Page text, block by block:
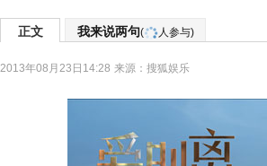
正文 我来说两句( 人参与)
2013年08月23日14:28 来源： 搜狐娱乐